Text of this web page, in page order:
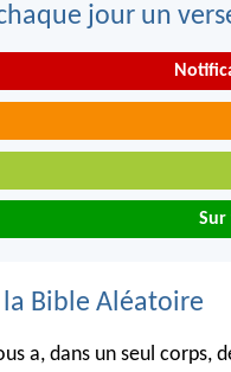
jour un
Sur
Bible Aléatoire
a, dans un seul corps,